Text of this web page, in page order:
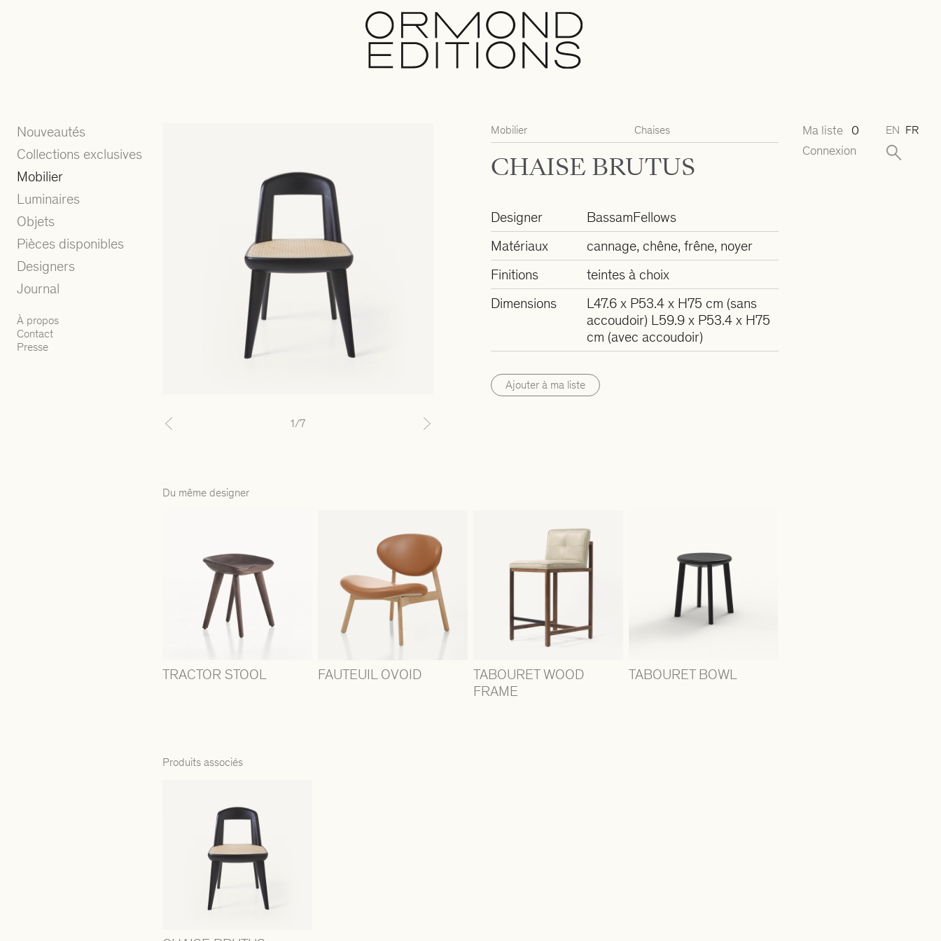
Nouveautés
Collections exclusives
Mobilier
Luminaires
Objets
Pièces disponibles
Designers
Journal
À propos
Contact
Presse
Previous 1/7
Mobilier Chaises
CHAISE BRUTUS
Designer
BassamFellows
Matériaux
cannage, chêne, frêne, noyer
Finitions
teintes à choix
Dimensions
L47.6 x P53.4 x H75 cm (sans
accoudoir) L59.9 x P53.4 x H75
cm (avec accoudoir)
Ajouter à ma liste
Du même designer
TRACTOR STOOL FAUTEUIL OVOID
TABOURET WOOD
FRAME
TABOURET BOWL
Produits associés
Ma liste 0
Connexion
EN FR